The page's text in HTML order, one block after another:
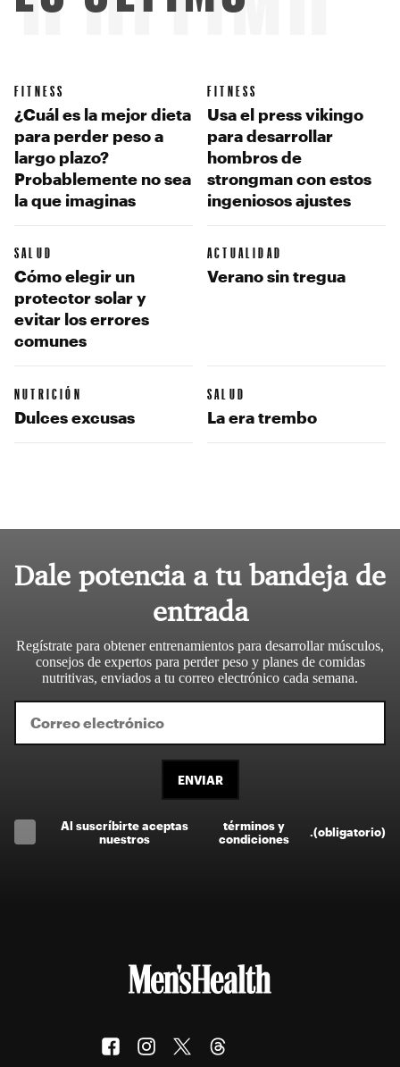
FITNESS
¿Cuál es la mejor dieta
para perder peso a
largo plazo?
Probablemente no sea
la que imaginas
FITNESS
Usa el press vikingo
para desarrollar
hombros de
strongman con estos
ingeniosos ajustes
SALUD
Cómo elegir un
protector solar y
evitar los errores
comunes
ACTUALIDAD
Verano sin tregua
NUTRICIÓN
Dulces excusas
SALUD
La era trembo
Dale potencia a tu bandeja de
entrada
Regístrate para obtener entrenamientos para desarrollar músculos,
consejos de expertos para perder peso y planes de comidas
nutritivas, enviados a tu correo electrónico cada semana.
ENVIAR
Al suscríbirte aceptas
nuestros
términos y
condiciones
.(obligatorio)